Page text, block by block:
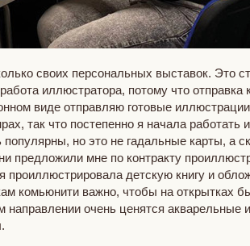
своих персональных выставок. Это
иллюстратора, потому что
виде отправляю готовые
так что постепенно я начала
но это не гадальные карты,
предложили мне по контракту
детскую книгу и
комьюнити важно, чтобы на открытках
очень ценятся акварельные